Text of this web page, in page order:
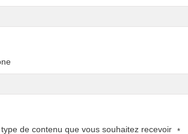
de contenu que vous souhaitez recevoir *